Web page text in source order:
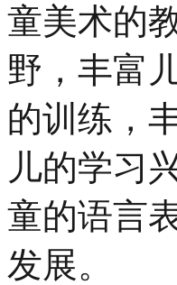
童美术的
野，丰富
的训练，
儿的学习
童的语言
发展。